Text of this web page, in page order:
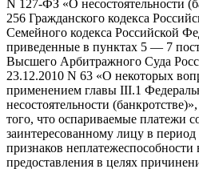
N 127-ФЗ «О несостоятельности
256 Гражданского кодекса
Семейного кодекса Российской
приведенные в пунктах 5 — 7
Высшего Арбитражного Суда
23.12.2010 N 63 «О некоторых
применением главы III.1
несостоятельности
того, что оспариваемые платежи
заинтересованному лицу в
признаков неплатежеспособности
предоставления в целях